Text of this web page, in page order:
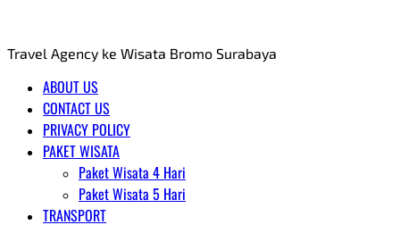
Travel Agency ke Wisata Bromo Surabaya
ABOUT US
CONTACT US
PRIVACY POLICY
PAKET WISATA
Paket Wisata 4 Hari
Paket Wisata 5 Hari
TRANSPORT